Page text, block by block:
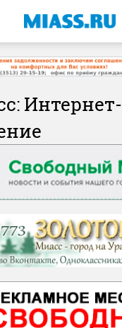
Интернет-